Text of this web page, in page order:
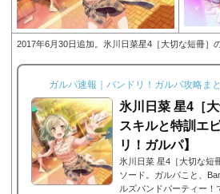
2017年6月30日追加。氷川日菜星4［大切な短冊］の
ガルパ速報｜バンドリ！ガルパ攻略ま
氷川日菜 星4［
スキルと特訓エ
リ！ガルパ】
氷川日菜 星4［大切な短
ソード。ガルパこと、
ルズバンドパーティー！